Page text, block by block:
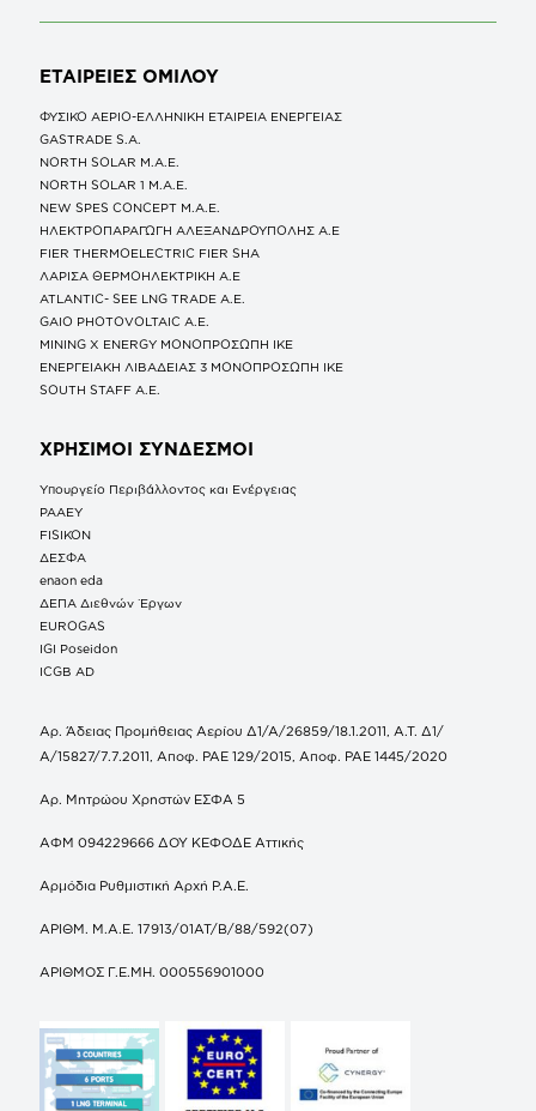
ΕΤΑΙΡΕΙΕΣ ΟΜΙΛΟΥ
ΦΥΣΙΚΟ ΑΕΡΙΟ-ΕΛΛΗΝΙΚΗ ΕΤΑΙΡΕΙΑ ΕΝΕΡΓΕΙΑΣ
GASTRADE S.A.
NORTH SOLAR M.Α.Ε.
NORTH SOLAR 1 M.Α.Ε.
NEW SPES CONCEPT Μ.Α.Ε.
ΗΛΕΚΤΡΟΠΑΡΑΓΩΓΗ ΑΛΕΞΑΝΔΡΟΥΠΟΛΗΣ A.E
FIER THERMOELECTRIC FIER SHA
ΛΑΡΙΣΑ ΘΕΡΜΟΗΛΕΚΤΡΙΚΗ A.E
ATLANTIC- SEE LNG TRADE A.E.
GAIO PHOTOVOLTAIC Α.Ε.
MINING X ENERGY ΜΟΝΟΠΡΟΣΩΠΗ ΙΚΕ
ΕΝΕΡΓΕΙΑΚΗ ΛΙΒΑΔΕΙΑΣ 3 ΜΟΝΟΠΡΟΣΩΠΗ ΙΚΕ
SOUTH STAFF Α.Ε.
ΧΡΗΣΙΜΟΙ ΣΥΝΔΕΣΜΟΙ
Υπουργείο Περιβάλλοντος και Ενέργειας
ΡΑΑΕΥ
FISIKON
ΔΕΣΦΑ
enaon eda
ΔΕΠΑ Διεθνών Έργων
EUROGAS
IGI Poseidon
ICGB AD
Αρ. Άδειας Προμήθειας Αερίου Δ1/Α/26859/18.1.2011, Α.Τ. Δ1/
Α/15827/7.7.2011, Αποφ. ΡΑΕ 129/2015, Αποφ. ΡΑΕ 1445/2020
Αρ. Μητρώου Χρηστών ΕΣΦΑ 5
ΑΦΜ 094229666 ΔΟΥ ΚΕΦΟΔΕ Αττικής
Αρμόδια Ρυθμιστική Αρχή Ρ.Α.Ε.
ΑΡΙΘΜ. Μ.Α.Ε. 17913/01ΑΤ/Β/88/592(07)
ΑΡΙΘΜΟΣ Γ.Ε.ΜΗ. 000556901000